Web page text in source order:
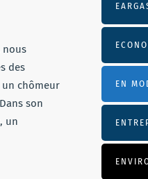
nous
des
un chômeur
son
un
EN